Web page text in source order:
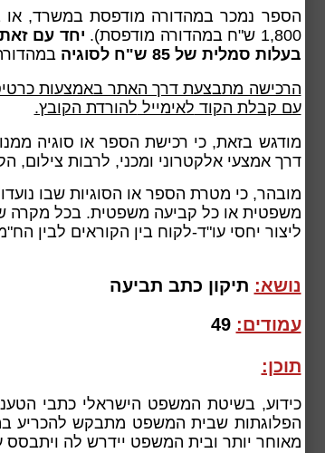
הספר נמכר במהדורה מודפסת במשרד, או
1,800 ש"ח במהדורה מודפסת).
יחד עם
בעלות סמלית של 85 ש"ח לסוגיה
הרכישה מתבצעת דרך האתר באמצעות
עם קבלת הקוד לאימייל להורדת הקובץ.
מודגש בזאת, כי רכישת הספר או סוגיה
דרך אמצעי אלקטרוני ומכני, לרבות
מובהר, כי מטרת הספר או הסוגיות שבו
משפטית או כל קביעה משפטית. בכל מקרה
ליצור יחסי עו"ד-לקוח בין הקוראים לבין
נושא: תיקון כתב תביעה
עמודים: 49
תוכן:
כידוע, בשיטת המשפט הישראלי כתבי
הפלוגתות שבית המשפט מתבקש להכריע
מאוחר יותר ובית המשפט יידרש לה ויתבסס